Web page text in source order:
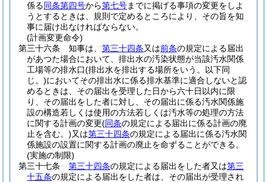
係る同条第四号から第七号までに掲げる事項の変更をしよ
うとするときは、規則で定めるところにより、その旨を知
事に届け出なければならない。
(計画変更命令)
第三十六条
知事は、 第三十四条又は前条の規定による届出
があつた場合において、排出水の汚染状態が当該汚水関係
工場等の排水口(排出水を排出する場所をいう。以下同
じ。)においてその排出水に係る排水基準に適合しないと認
めるときは、その届出を受理した日から六十日以内に限
り、その届出をした者に対し、その届出に係る汚水関係施
設の構造若しくは使用の方法若しくは汚水等の処理の方法
に関する計画の変更(同条の規定による届出に係る計画の廃
止を含む。)又は第三十四条の規定による届出に係る汚水関
係施設の設置に関する計画の廃止を命ずることができる。
(実施の制限)
第三十七条
第三十四条の規定による届出をした者又は第三
十五条の規定による届出をした者は、その届出が受理され